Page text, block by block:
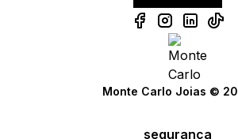
Monte Carlo Joias ©
segurança